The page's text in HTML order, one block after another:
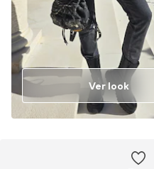
Ver look